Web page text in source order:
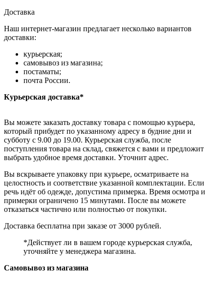
Доставка
Наш интернет-магазин предлагает несколько вариантов
доставки:
курьерская;
самовывоз из магазина;
постаматы;
почта России.
Курьерская доставка*
Вы можете заказать доставку товара с помощью курьера,
который прибудет по указанному адресу в будние дни и
субботу с 9.00 до 19.00. Курьерская служба, после
поступления товара на склад, свяжется с вами и предложит
выбрать удобное время доставки. Уточнит адрес.
Вы вскрываете упаковку при курьере, осматриваете на
целостность и соответствие указанной комплектации. Если
речь идёт об одежде, допустима примерка. Время осмотра и
примерки ограничено 15 минутами. После вы можете
отказаться частично или полностью от покупки.
Доставка бесплатна при заказе от 3000 рублей.
*Действует ли в вашем городе курьерская служба,
уточняйте у менеджера магазина.
Самовывоз из магазина